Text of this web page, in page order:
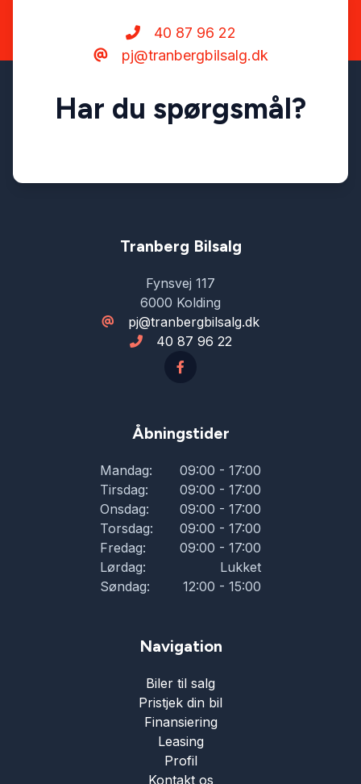
40 87 96 22
pj@tranbergbilsalg.dk
Har du spørgsmål?
Tranberg Bilsalg
Fynsvej 117
6000 Kolding
pj@tranbergbilsalg.dk
40 87 96 22
Åbningstider
Mandag:
09:00 - 17:00
Tirsdag:
09:00 - 17:00
Onsdag:
09:00 - 17:00
Torsdag:
09:00 - 17:00
Fredag:
09:00 - 17:00
Lørdag:
Lukket
Søndag:
12:00 - 15:00
Navigation
Biler til salg
Pristjek din bil
Finansiering
Leasing
Profil
Kontakt os